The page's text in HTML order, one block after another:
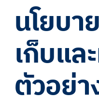
นโยบา
เก็บแล
ตัวอย่า